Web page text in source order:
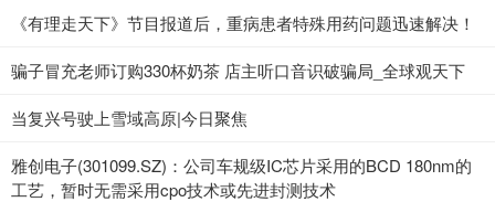
《有理走天下》节目报道后，重病患者特殊用药问题迅速解决！
骗子冒充老师订购330杯奶茶 店主听口音识破骗局_全球观天下
当复兴号驶上雪域高原|今日聚焦
雅创电子(301099.SZ)：公司车规级IC芯片采用的BCD 180nm的
工艺，暂时无需采用cpo技术或先进封测技术